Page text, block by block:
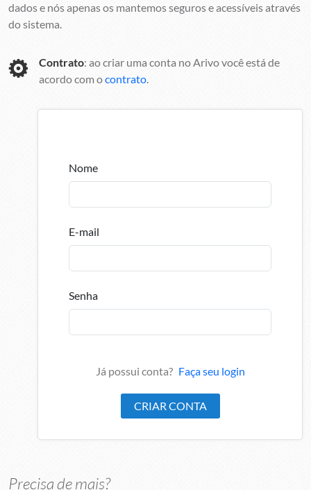
dados e nós apenas os mantemos seguros e acessíveis através
do sistema.
Contrato: ao criar uma conta no Arivo você está de
acordo com ocontrato.
Nome
E-mail
Senha
Já possui conta? Faça seu login
Precisa de mais?